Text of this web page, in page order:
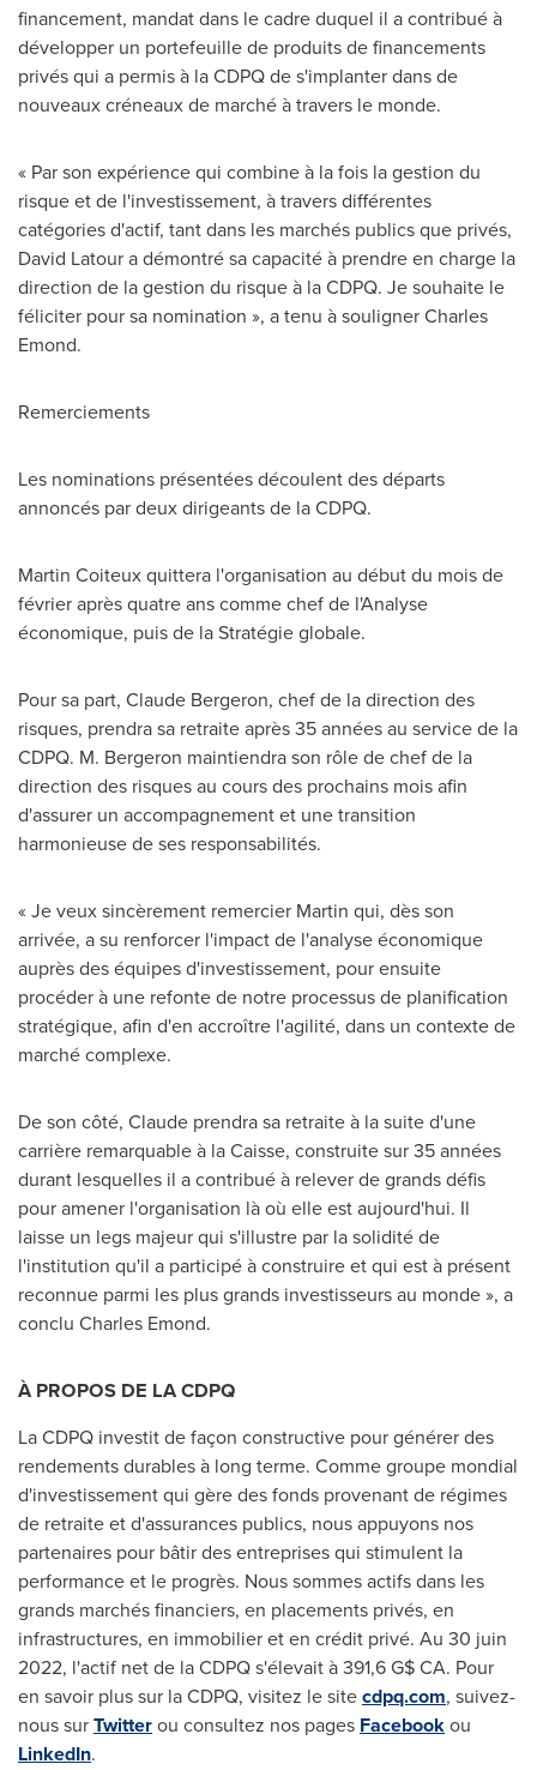
financement, mandat dans le cadre duquel il a contribué à
développer un portefeuille de produits de financements
privés qui a permis à la CDPQ de s'implanter dans de
nouveaux créneaux de marché à travers le monde.
« Par son expérience qui combine à la fois la gestion du
risque et de l'investissement, à travers différentes
catégories d'actif, tant dans les marchés publics que privés,
David Latoura démontré sa capacité à prendre en charge la
direction de la gestion du risque à la CDPQ. Je souhaite le
féliciter pour sa nomination », a tenu à soulignerCharles
Emond.
Remerciements
Les nominations présentées découlent des départs
annoncés par deux dirigeants de la CDPQ.
Martin Coiteuxquittera l'organisation au début du mois de
février après quatre ans comme chef de l'Analyse
économique, puis de la Stratégie globale.
Pour sa part, Claude Bergeron, chef de la direction des
risques, prendra sa retraite après 35 années au service de la
CDPQ. M. Bergeron maintiendra son rôle de chef de la
direction des risques au cours des prochains mois afin
d'assurer un accompagnement et une transition
harmonieuse de ses responsabilités.
« Je veux sincèrement remercier Martin qui, dès son
arrivée, a su renforcer l'impact de l'analyse économique
auprès des équipes d'investissement, pour ensuite
procéder à une refonte de notre processus de planification
stratégique, afin d'en accroître l'agilité, dans un contexte de
marché complexe.
De son côté, Claude prendra sa retraite à la suite d'une
carrière remarquable à la Caisse, construite sur 35 années
durant lesquelles il a contribué à relever de grands défis
pour amener l'organisation là où elle est aujourd'hui. Il
laisse un legs majeur qui s'illustre par la solidité de
l'institution qu'il a participé à construire et qui est à présent
reconnue parmi les plus grands investisseurs au monde », a
conclu Charles Emond.
À PROPOS DE LA CDPQ
La CDPQ investit de façon constructive pour générer des
rendements durables à long terme. Comme groupe mondial
d'investissement qui gère des fonds provenant de régimes
de retraite et d'assurances publics, nous appuyons nos
partenaires pour bâtir des entreprises qui stimulent la
performance et le progrès. Nous sommes actifs dans les
grands marchés financiers, en placements privés, en
infrastructures, en immobilier et en crédit privé. Au 30 juin
2022, l'actif net de la CDPQ s'élevait à 391,6 G$ CA. Pour
en savoir plus sur la CDPQ, visitez le sitecdpq.com, suivez-
nous surTwitterou consultez nos pages Facebookou
LinkedIn.